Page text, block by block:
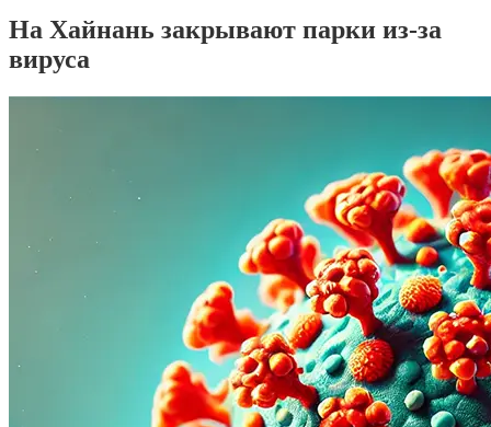
На Хайнань закрывают парки из-за
вируса